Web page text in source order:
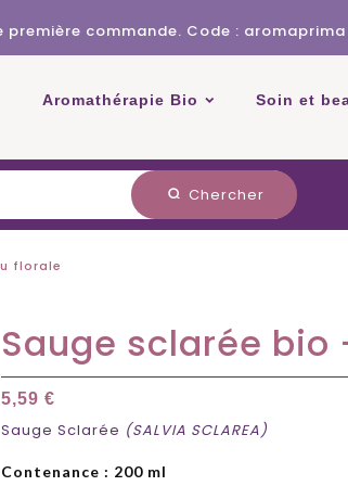
première commande. Code : aromaprima
Aromathérapie Bio Soin et
search Chercher
florale
Sauge sclarée bio
5,59 €
Sauge Sclarée (SALVIA SCLAREA)
Contenance : 200 ml